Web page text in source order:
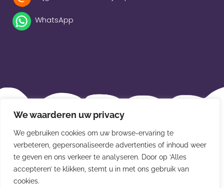
We waarderen uw privacy
We gebruiken cookies om uw browse-ervaring te
verbeteren, gepersonaliseerde advertenties of inhoud weer
te geven en ons verkeer te analyseren. Door op ‘Alles
accepteren’ te klikken, stemt u in met ons gebruik van
cookies.
WhatsApp
Beleidsverklaring
Privacybeleid
Disclaimer
Leveringsvoorwaarden
© Van der Meulen Souvenirs en kaarten 2026